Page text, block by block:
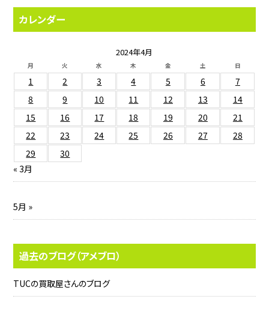
カレンダー
2024年4月
月 火 水 木 金 土 日
1 2 3 4 5 6
7
8
9 10 11 12 13
14
15
16 17 18 19 20
21
22
23 24 25 26 27
28
29
30
« 3月
5月 »
過去のブログ（アメブロ）
TUCの買取屋さんのブログ